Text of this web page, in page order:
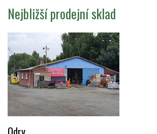
Nejbližší prodejní sklad